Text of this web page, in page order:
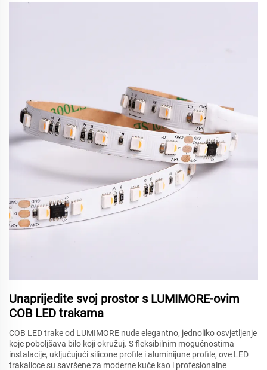
Unaprijedite svoj prostor s LUMIMORE-ovim
COB LED trakama
COB LED trake od LUMIMORE nude elegantno, jednoliko osvjetljenje
koje poboljšava bilo koji okružuj. S fleksibilnim mogućnostima
instalacije, uključujući silicone profile i aluminijune profile, ove LED
trakalicce su savršene za moderne kuće kao i profesionalne